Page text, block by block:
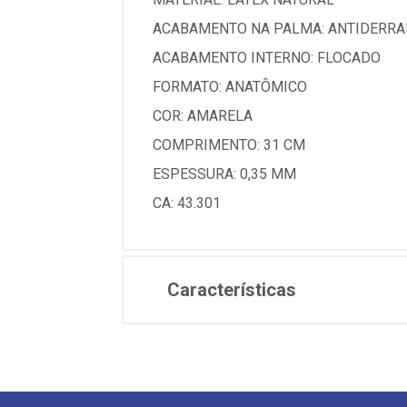
ACABAMENTO NA PALMA:
ACABAMENTO INTERNO: FLOCADO
FORMATO: ANATÔMICO
COR: AMARELA
COMPRIMENTO: 31 CM
ESPESSURA: 0,35 MM
CA: 43.301
Características